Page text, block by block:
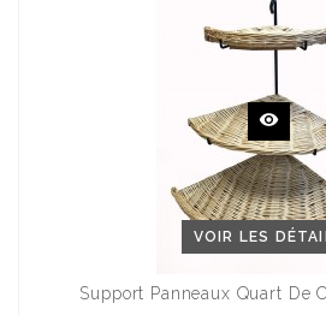
VOIR LES
Support Panneaux Quart De